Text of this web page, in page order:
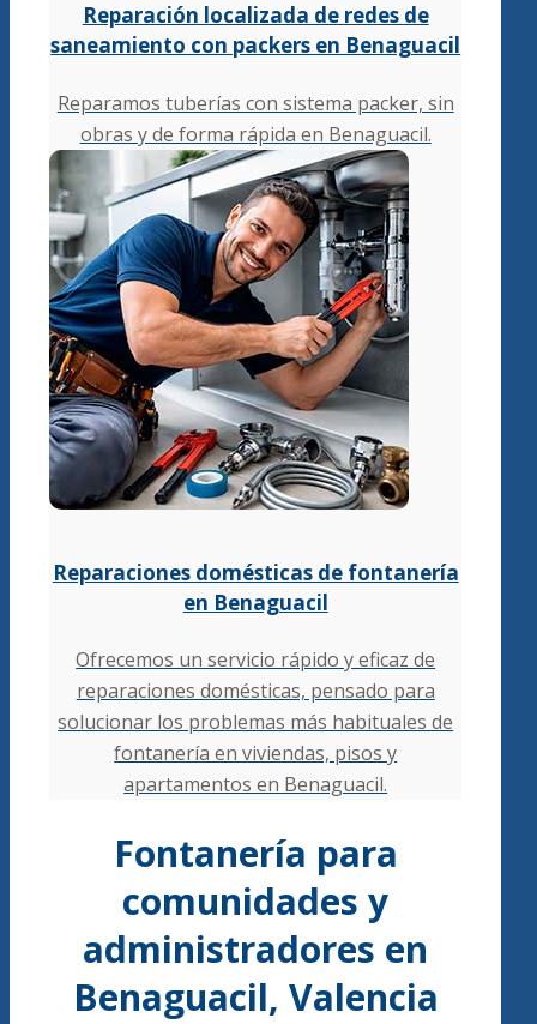
Reparación localizada de redes de
saneamiento con packers en Benaguacil
Reparamos tuberías con sistema packer, sin
obras y de forma rápida en Benaguacil.
Reparaciones domésticas de fontanería
en Benaguacil
Ofrecemos un servicio rápido y eficaz de
reparaciones domésticas, pensado para
solucionar los problemas más habituales de
fontanería en viviendas, pisos y
apartamentos en Benaguacil.
Fontanería para
comunidades y
administradores en
Benaguacil, Valencia